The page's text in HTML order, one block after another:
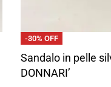
-30% OFF
Sandalo in pelle
DONNARI’